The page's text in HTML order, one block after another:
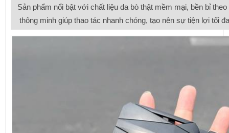
Sản phẩm nổi bật với chất liệu da bò thật mềm mại, bền bỉ
thông minh giúp thao tác nhanh chóng, tạo nên sự tiện lợi tối